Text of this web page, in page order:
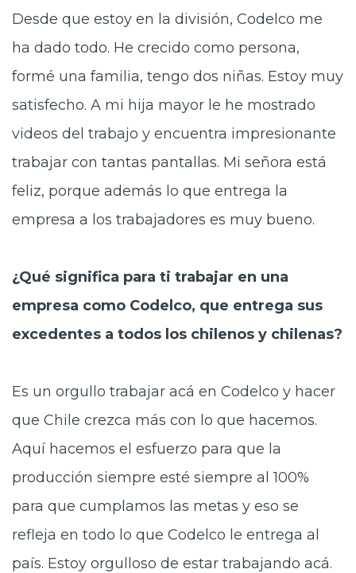
Desde que estoy en la división, Codelco me
ha dado todo. He crecido como persona,
formé una familia, tengo dos niñas. Estoy muy
satisfecho. A mi hija mayor le he mostrado
videos del trabajo y encuentra impresionante
trabajar con tantas pantallas. Mi señora está
feliz, porque además lo que entrega la
empresa a los trabajadores es muy bueno.
¿Qué significa para ti trabajar en una
empresa como Codelco, que entrega sus
excedentes a todos los chilenos y chilenas?
Es un orgullo trabajar acá en Codelco y hacer
que Chile crezca más con lo que hacemos.
Aquí hacemos el esfuerzo para que la
producción siempre esté siempre al 100%
para que cumplamos las metas y eso se
refleja en todo lo que Codelco le entrega al
país. Estoy orgulloso de estar trabajando acá.